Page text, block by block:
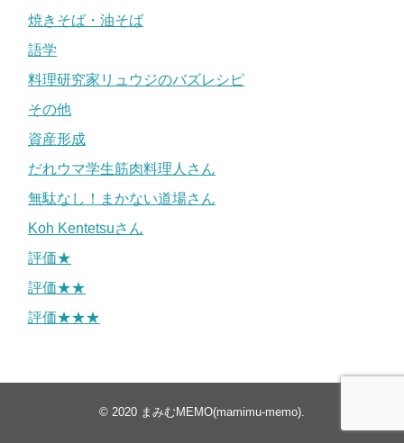
焼きそば・油そば
語学
料理研究家リュウジのバズレシピ
その他
資産形成
だれウマ学生筋肉料理人さん
無駄なし！まかない道場さん
Koh Kentetsuさん
評価★
評価★★
評価★★★
© 2020 まみむMEMO(mamimu-memo).